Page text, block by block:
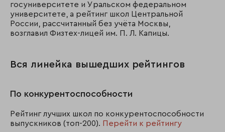
госуниверситете и Уральском федеральном
университете, а рейтинг школ Центральной
России, рассчитанный без учёта Москвы,
возглавил Физтех-лицей им. П. Л. Капицы.
Вся линейка вышедших рейтингов
По конкурентоспособности
Рейтинг лучших школ по конкурентоспособности
выпускников (топ-200). Перейти к рейтингу